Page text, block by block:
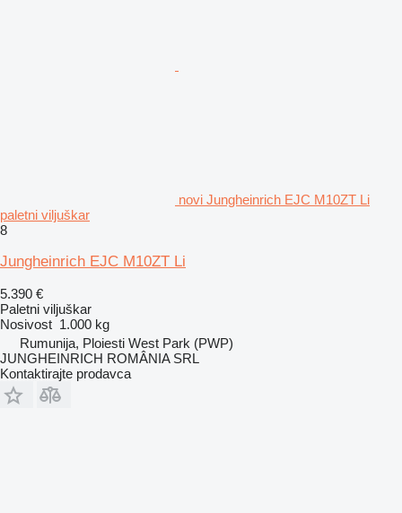
novi Jungheinrich EJC M10ZT Li
paletni viljuškar
8
Jungheinrich EJC M10ZT Li
5.390 €
Paletni viljuškar
Nosivost 1.000 kg
Rumunija, Ploiesti West Park (PWP)
JUNGHEINRICH ROMÂNIA SRL
Kontaktirajte prodavca